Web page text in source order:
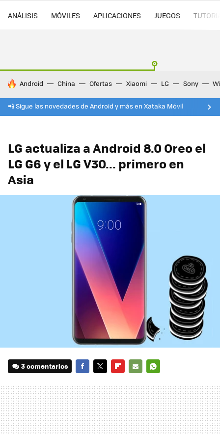
ANÁLISIS MÓVILES APLICACIONES JUEGOS
HOY SE HABLA DE
Android China Ofertas Xiaomi LG Sony
📲 Sigue las novedades de Android y más en Xataka Móvil
LG actualiza a Android 8.0 Oreo el
LG G6 y el LG V30... primero en
Asia
3 comentarios
MAIL